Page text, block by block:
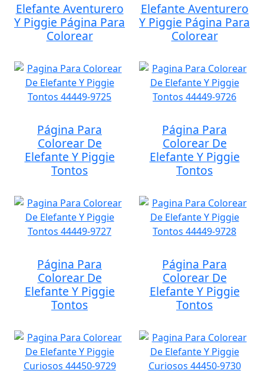
Elefante Aventurero
Y Piggie Página Para
Colorear
Elefante Aventurero
Y Piggie Página Para
Colorear
Página Para
Colorear De
Elefante Y Piggie
Tontos
Página Para
Colorear De
Elefante Y Piggie
Tontos
Página Para
Colorear De
Elefante Y Piggie
Tontos
Página Para
Colorear De
Elefante Y Piggie
Tontos